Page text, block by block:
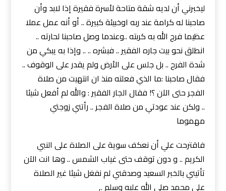
ليخبرني أن لديه شقة متاحة لأسرة فقيرة إذا لابد وأن
صاحبنا له كرامة عند ربه اوخبيئة كبيرة .. أو أنه عمل عملا
عظيما فرج الله به كربته ..وعندما وصل صاحبنا لحارته ..
انطلق نحو بيت جاره الفقير .. فبشره .. .. وإذا به يبكي من
شدة الفرح .. بل جلس على الأرض ولم يقدر على الوقوف ..
فقال صاحبنا :ما الذي فعلته منذ ان انتهيت من صلاة
الفجر حتى الآن ؟! فقال الجار الفقير : والله لم أفعل شيئا
.. ولكن عند عودتي من صلاة الفجر .. رأتني زوجتي
مهموما
فاقترحت علي أن نعكف سوية على الصلاة على النبي
الكريم .. و دون توقف حتى غياب الشمس .. وها انت الآن
تأتيني بالخبر السعيد وصدقني لم نفغل شيئا غير الصلاة
على محمد صلى الله عليه وسلم .,